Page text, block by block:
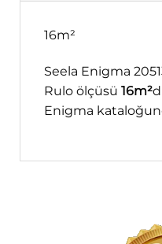
16m²
Seela Enigma
Rulo ölçüsü 16m²
Enigma